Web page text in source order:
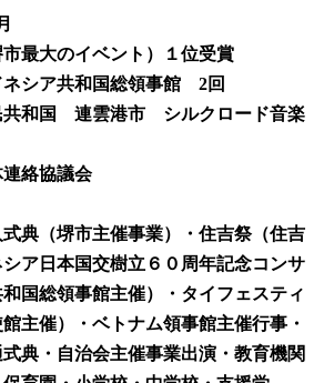
市最大のイベント）１位受賞
ネシア共和国総領事館 2回
共和国 連雲港市 シルクロード音楽
連絡協議会
典（堺市主催事業）
・住吉祭（住吉
シア日本国交樹立６０周年記念コンサ
国総領事館主催）
・タイフェスティ
主催）
・ベトナム領事館主催行事 ・
式典 ・自治会主催事業出演 ・教育機関